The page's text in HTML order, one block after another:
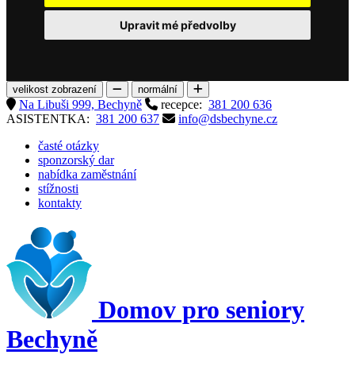
Upravit mé předvolby
velikost zobrazení normální
Na Libuši 999, Bechyně recepce: 381 200 636
ASISTENTKA: 381 200 637
info@dsbechyne.cz
časté otázky
sponzorský dar
nabídka zaměstnání
stížnosti
kontakty
Domov pro seniory
Bechyně